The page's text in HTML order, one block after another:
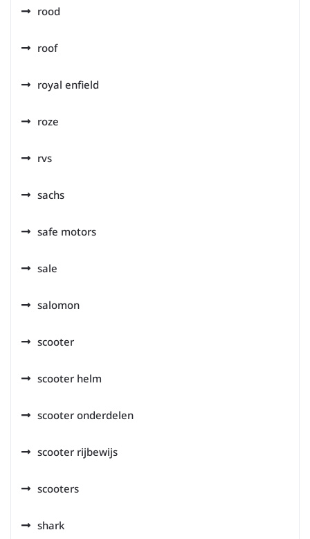
rood
roof
royal enfield
roze
rvs
sachs
safe motors
sale
salomon
scooter
scooter helm
scooter onderdelen
scooter rijbewijs
scooters
shark